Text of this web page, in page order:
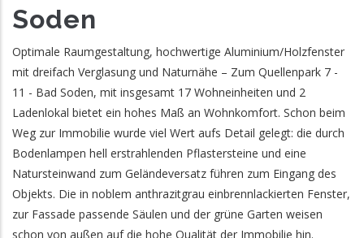
Soden
Optimale Raumgestaltung, hochwertige Aluminium/Holzfenster
mit dreifach Verglasung und Naturnähe – Zum Quellenpark 7 -
11 - Bad Soden, mit insgesamt 17 Wohneinheiten und 2
Ladenlokal bietet ein hohes Maß an Wohnkomfort. Schon beim
Weg zur Immobilie wurde viel Wert aufs Detail gelegt: die durch
Bodenlampen hell erstrahlenden Pflastersteine und eine
Natursteinwand zum Geländeversatz führen zum Eingang des
Objekts. Die in noblem anthrazitgrau einbrennlackierten Fenster,
zur Fassade passende Säulen und der grüne Garten weisen
schon von außen auf die hohe Qualität der Immobilie hin.